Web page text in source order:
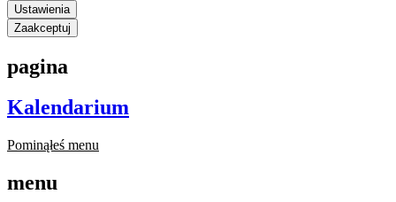
Ustawienia
Zaakceptuj
pagina
Kalendarium
Pominąłeś menu
menu